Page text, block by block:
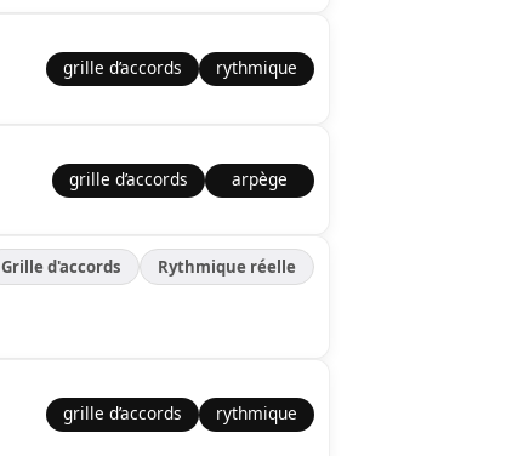
grille d’accords rythmique
grille d’accords arpège
Grille d'accords Rythmique réelle
grille d’accords rythmique